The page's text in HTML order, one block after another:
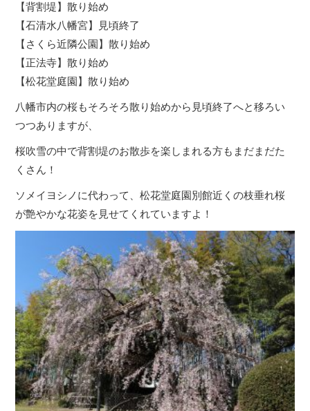
【背割堤】散り始め
【石清水八幡宮】見頃終了
【さくら近隣公園】散り始め
【正法寺】散り始め
【松花堂庭園】散り始め
八幡市内の桜もそろそろ散り始めから見頃終了へと移ろい
つつありますが、
桜吹雪の中で背割堤のお散歩を楽しまれる方もまだまだた
くさん！
ソメイヨシノに代わって、松花堂庭園別館近くの枝垂れ桜
が艶やかな花姿を見せてくれていますよ！